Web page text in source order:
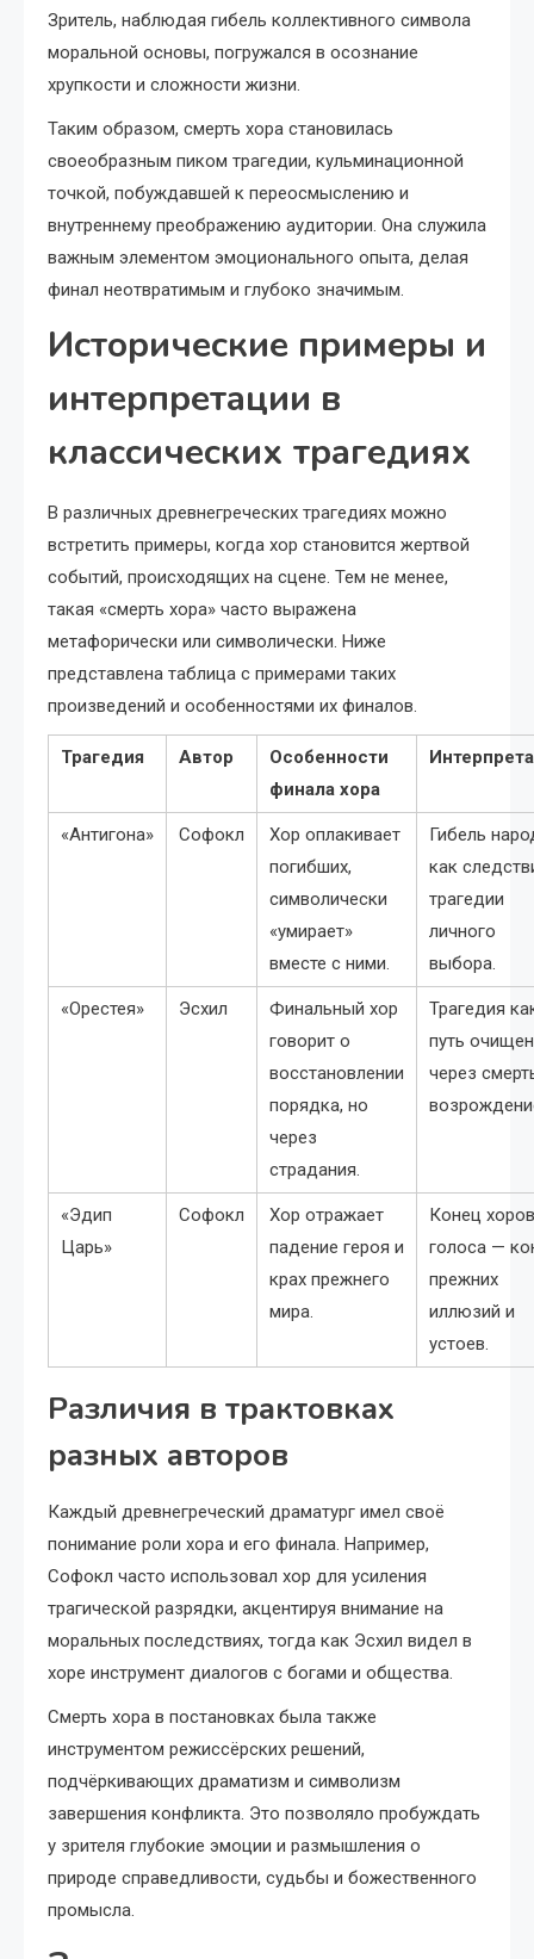
Зритель, наблюдая гибель коллективного символа
моральной основы, погружался в осознание
хрупкости и сложности жизни.
Таким образом, смерть хора становилась
своеобразным пиком трагедии, кульминационной
точкой, побуждавшей к переосмыслению и
внутреннему преображению аудитории. Она служила
важным элементом эмоционального опыта, делая
финал неотвратимым и глубоко значимым.
Исторические примеры и
интерпретации в
классических трагедиях
В различных древнегреческих трагедиях можно
встретить примеры, когда хор становится жертвой
событий, происходящих на сцене. Тем не менее,
такая «смерть хора» часто выражена
метафорически или символически. Ниже
представлена таблица с примерами таких
произведений и особенностями их финалов.
Трагедия Автор
Особенности
финала хора
«Антигона» Софокл
Хор оплакивает
погибших,
символически
«умирает»
вместе с ними.
Гибель
как
трагедии
личного
выбора.
«Орестея» Эсхил
Финальный хор
говорит о
восстановлении
порядка, но
через
страдания.
Трагедия
путь
через
«Эдип
Царь»
Софокл
Хор отражает
падение героя и
крах прежнего
мира.
Конец
голоса —
прежних
иллюзий и
устоев.
Различия в трактовках
разных авторов
Каждый древнегреческий драматург имел своё
понимание роли хора и его финала. Например,
Софокл часто использовал хор для усиления
трагической разрядки, акцентируя внимание на
моральных последствиях, тогда как Эсхил видел в
хоре инструмент диалогов с богами и общества.
Смерть хора в постановках была также
инструментом режиссёрских решений,
подчёркивающих драматизм и символизм
завершения конфликта. Это позволяло пробуждать
у зрителя глубокие эмоции и размышления о
природе справедливости, судьбы и божественного
промысла.